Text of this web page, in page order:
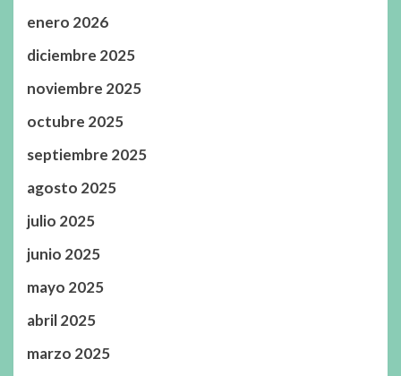
enero 2026
diciembre 2025
noviembre 2025
octubre 2025
septiembre 2025
agosto 2025
julio 2025
junio 2025
mayo 2025
abril 2025
marzo 2025